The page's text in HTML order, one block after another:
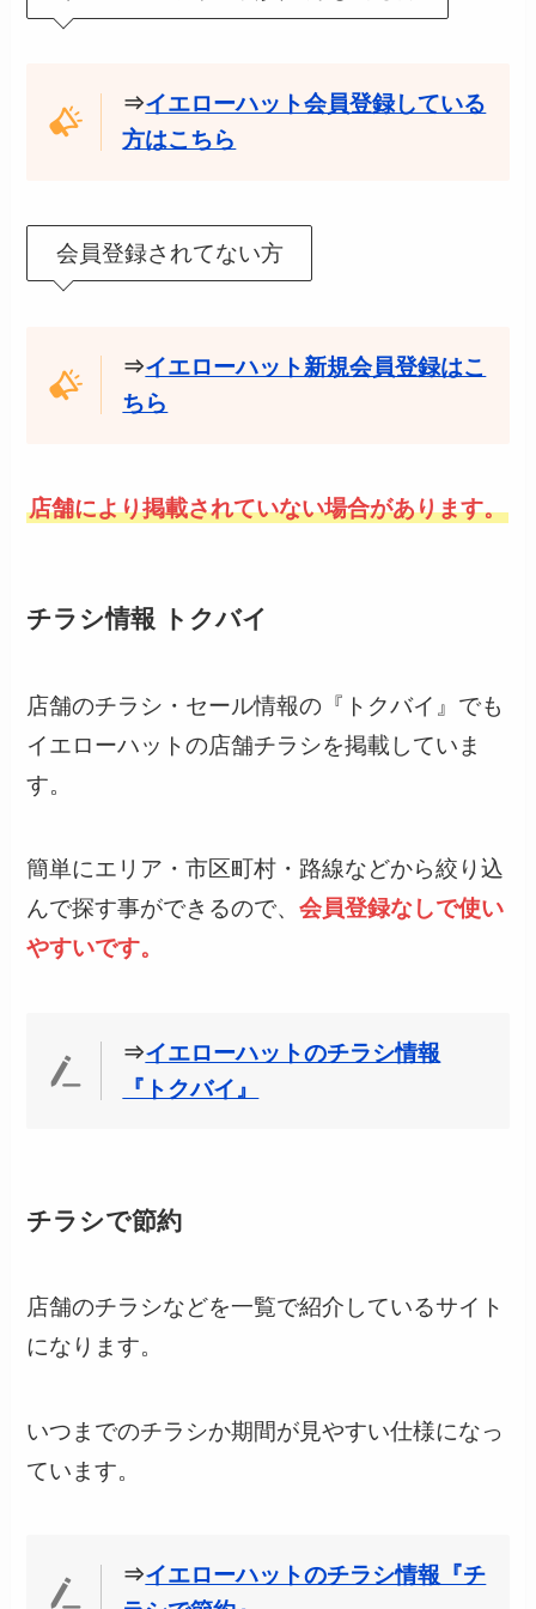
⇒イエローハット会員登録している
方はこちら
会員登録されてない方
⇒イエローハット新規会員登録はこ
ちら
店舗により掲載されていない場合があります。
チラシ情報 トクバイ
店舗のチラシ・セール情報の『トクバイ』でも
イエローハットの店舗チラシを掲載していま
す。
簡単にエリア・市区町村・路線などから絞り込
んで探す事ができるので、会員登録なしで使い
やすいです。
⇒イエローハットのチラシ情報
『トクバイ』
チラシで節約
店舗のチラシなどを一覧で紹介しているサイト
になります。
いつまでのチラシか期間が見やすい仕様になっ
ています。
⇒イエローハットのチラシ情報『チ